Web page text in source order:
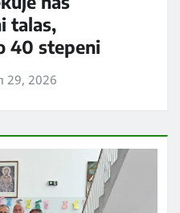
talas,
40 stepeni
29, 2026